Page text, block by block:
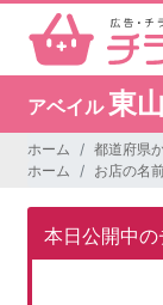
アベイル東
ホーム 都道府県
ホーム
お店の名
本日公開中の